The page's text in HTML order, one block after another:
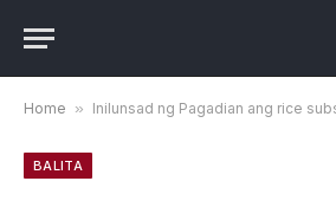
Home » Inilunsad ng Pagadian ang rice
BALITA